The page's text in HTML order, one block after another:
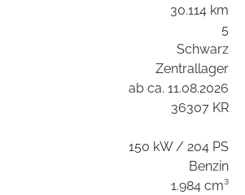
30.114 km
5
Schwarz
Zentrallager
ab ca. 11.08.2026
36307 KR
150 kW / 204 PS
Benzin
1.984 cm³